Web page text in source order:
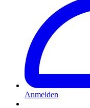
Anmelden